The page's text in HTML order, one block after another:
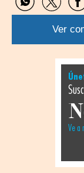
Compartir
por
WhatsApp
por
Twitter
Ver
Ve a